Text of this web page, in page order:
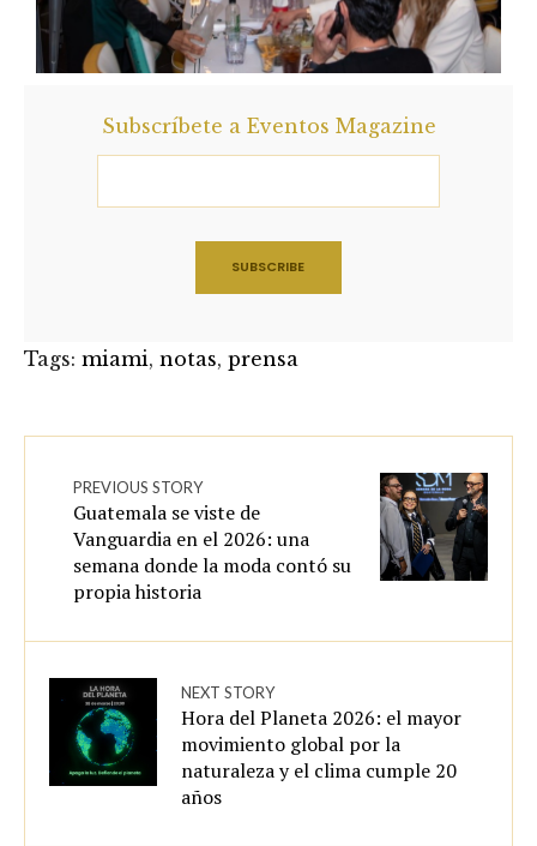
Subscríbete a Eventos Magazine
Tags: miami, notas, prensa
PREVIOUS STORY
Guatemala se viste de
Vanguardia en el 2026: una
semana donde la moda contó su
propia historia
NEXT STORY
Hora del Planeta 2026: el mayor
movimiento global por la
naturaleza y el clima cumple 20
años